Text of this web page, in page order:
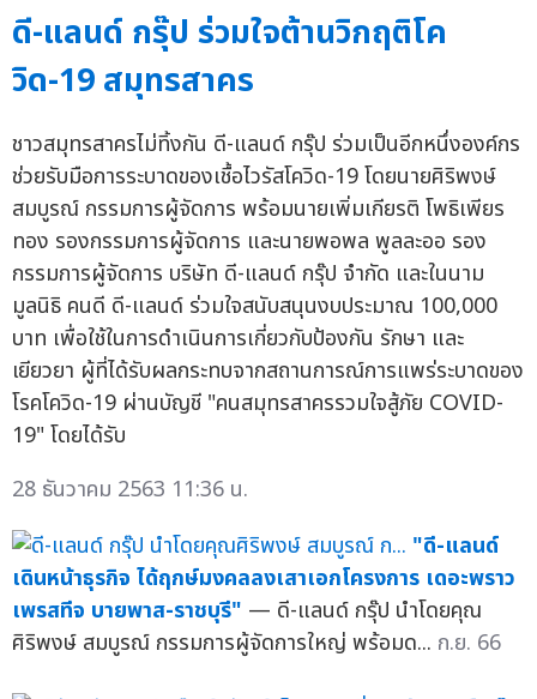
ดี-แลนด์ กรุ๊ป ร่วมใจต้านวิกฤติโค
วิด-19 สมุทรสาคร
ชาวสมุทรสาครไม่ทิ้งกัน ดี-แลนด์ กรุ๊ป ร่วมเป็นอีกหนึ่งองค์กร
ช่วยรับมือการระบาดของเชื้อไวรัสโควิด-19 โดยนายศิริพงษ์
สมบูรณ์ กรรมการผู้จัดการ พร้อมนายเพิ่มเกียรติ โพธิเพียร
ทอง รองกรรมการผู้จัดการ และนายพอพล พูลละออ รอง
กรรมการผู้จัดการ บริษัท ดี-แลนด์ กรุ๊ป จำกัด และในนาม
มูลนิธิ คนดี ดี-แลนด์ ร่วมใจสนับสนุนงบประมาณ 100,000
บาท เพื่อใช้ในการดำเนินการเกี่ยวกับป้องกัน รักษา และ
เยียวยา ผู้ที่ได้รับผลกระทบจากสถานการณ์การแพร่ระบาดของ
โรคโควิด-19 ผ่านบัญชี "คนสมุทรสาครรวมใจสู้ภัย COVID-
19" โดยได้รับ
28 ธันวาคม 2563 11:36 น.
"ดี-แลนด์
เดินหน้าธุรกิจ ได้ฤกษ์มงคลลงเสาเอกโครงการ เดอะพราว
เพรสทีจ บายพาส-ราชบุรี" — ดี-แลนด์ กรุ๊ป นำโดยคุณ
ศิริพงษ์ สมบูรณ์ กรรมการผู้จัดการใหญ่ พร้อมด... ก.ย. 66